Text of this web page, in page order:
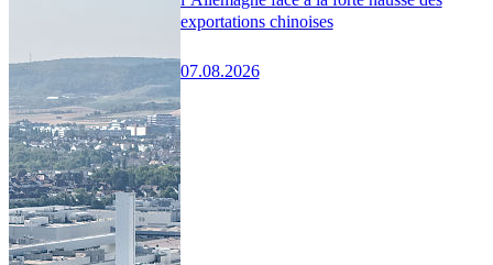
exportations chinoises
07.08.2026